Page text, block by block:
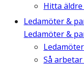
Hitta
Ledamöter &
Ledamöter &
Så